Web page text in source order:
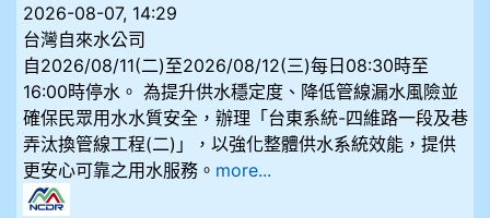
2026-08-07, 14:29
台灣自來水公司
自2026/08/11(二)至2026/08/12(三)每日08:30時至
16:00時停水。 為提升供水穩定度、降低管線漏水風險並
確保民眾用水水質安全，辦理「台東系統-四維路一段及巷
弄汰換管線工程(二)」，以強化整體供水系統效能，提供
更安心可靠之用水服務。 more...